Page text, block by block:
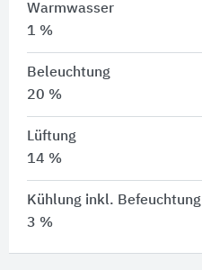
Warmwasser
1 %
Beleuchtung
20 %
Lüftung
14 %
Kühlung inkl. Befeuchtung
3 %